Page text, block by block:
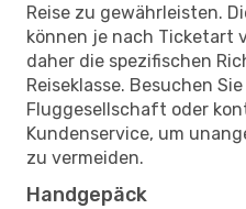
Reise zu gewährleisten.
können je nach Ticketart
daher die spezifischen
Reiseklasse. Besuchen
Fluggesellschaft oder
Kundenservice, um
zu vermeiden.
Handgepäck